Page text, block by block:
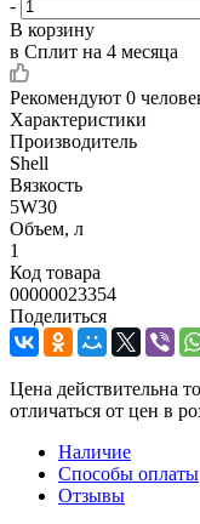
-
В корзину
в Сплит на 4 месяца
Рекомендуют 0
Характеристики
Производитель
Shell
Вязкость
5W30
Объем, л
1
Код товара
00000023354
Поделиться
Цена действительна
отличаться от цен в
Наличие
Способы оплаты
Отзывы